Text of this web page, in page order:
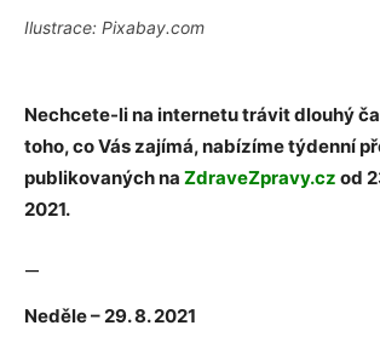
Ilustrace: Pixabay.com
Nechcete-li na internetu trávit dlouhý
toho, co Vás zajímá, nabízíme týdenní
publikovaných na ZdraveZpravy.cz od
2021.
—
Neděle – 29. 8. 2021